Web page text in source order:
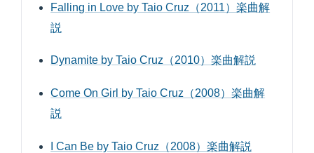
Falling in Love by Taio Cruz（2011）楽曲解
説
Dynamite by Taio Cruz（2010）楽曲解説
Come On Girl by Taio Cruz（2008）楽曲解
説
I Can Be by Taio Cruz（2008）楽曲解説